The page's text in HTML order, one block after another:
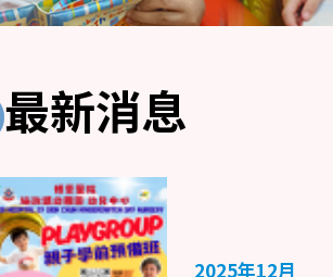
最新消息
2025年12月